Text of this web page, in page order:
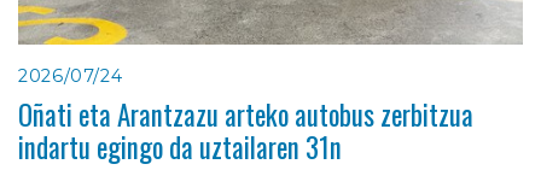
2026/07/24
Oñati eta Arantzazu arteko autobus zerbitzua
indartu egingo da uztailaren 31n